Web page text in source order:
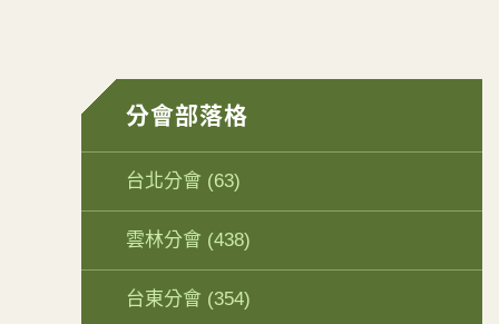
分會部落格
台北分會 (63)
雲林分會 (438)
台東分會 (354)